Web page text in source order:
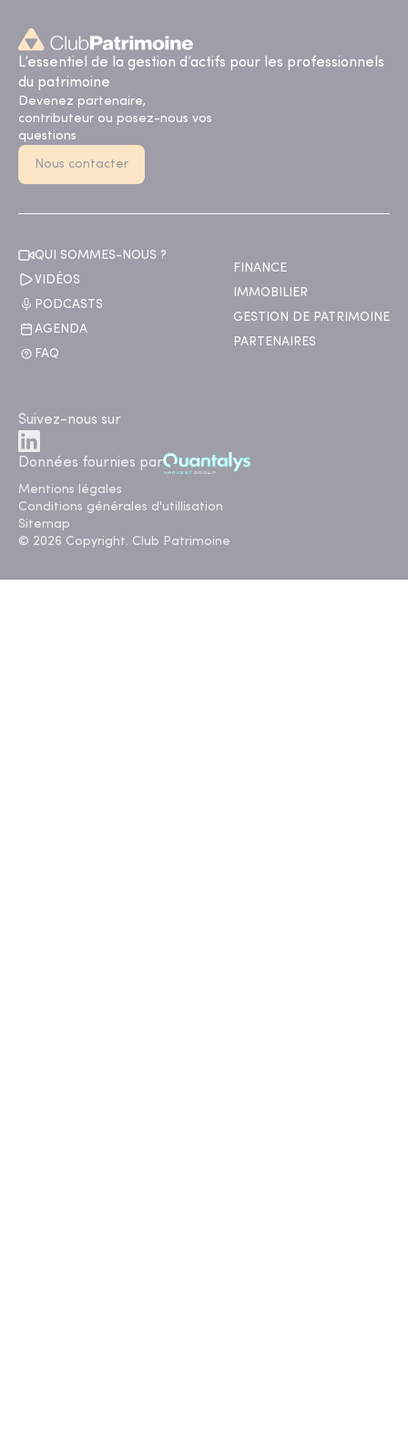
L’essentiel de la gestion d’actifs pour les professionnels
du patrimoine
Devenez partenaire,
contributeur ou posez-nous vos
questions
Nous contacter
QUI SOMMES-NOUS ?
VIDÉOS
PODCASTS
AGENDA
FAQ
FINANCE
IMMOBILIER
GESTION DE PATRIMOINE
PARTENAIRES
Suivez-nous sur
Données fournies par
Mentions légales
Conditions générales d'utillisation
Sitemap
© 2026 Copyright. Club Patrimoine